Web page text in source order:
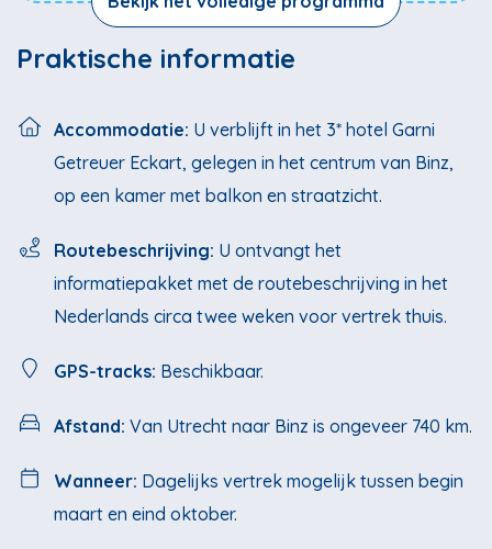
Praktische informatie
Accommodatie: U verblijft in het 3* hotel Garni
Getreuer Eckart, gelegen in het centrum van Binz,
op een kamer met balkon en straatzicht.
Routebeschrijving: U ontvangt het
informatiepakket met de routebeschrijving in het
Nederlands circa twee weken voor vertrek thuis.
GPS-tracks: Beschikbaar.
Afstand: Van Utrecht naar Binz is ongeveer 740 km.
Wanneer: Dagelijks vertrek mogelijk tussen begin
maart en eind oktober.